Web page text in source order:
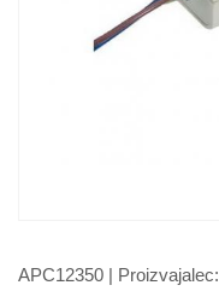
APC12350 | Proizvajalec: